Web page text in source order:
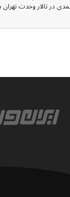
در تالار وحدت